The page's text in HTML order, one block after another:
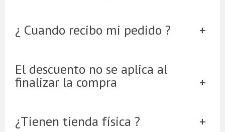
¿ Cuando recibo mi pedido ?
El descuento no se aplica al
finalizar la compra
¿Tienen tienda física ?